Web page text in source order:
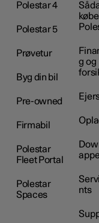
Polestar 4
Polestar 5
Prøvetur
Byg din bil
Pre-owned
Firmabil
Polestar
Fleet Portal
Polestar
Spaces
g og
nts